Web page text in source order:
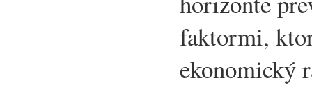
faktormi,
ekonomický